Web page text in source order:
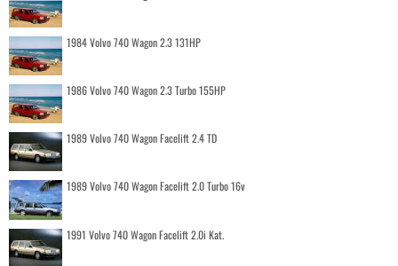
1984 Volvo 740 Wagon 2.3 131HP
1986 Volvo 740 Wagon 2.3 Turbo 155HP
1989 Volvo 740 Wagon Facelift 2.4 TD
1989 Volvo 740 Wagon Facelift 2.0 Turbo 16v
1991 Volvo 740 Wagon Facelift 2.0i Kat.